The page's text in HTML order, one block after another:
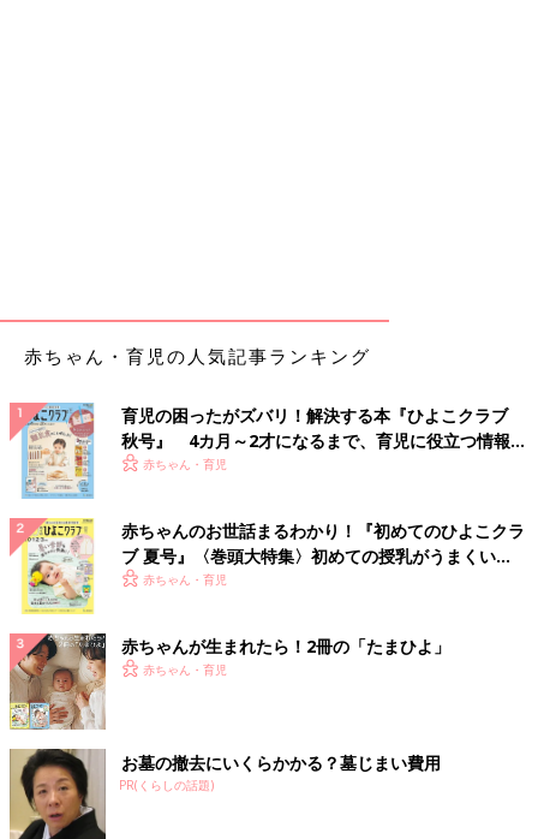
こちらはyukiさん手作りのガーゼパジャマ。汗をよくかくという
お子さんのために、ガーゼ生地でパジャマを作ったそうです。シ
ンプルな型紙で、あっと言う間に作れたとのこと。お部屋の雰囲
気ともピッタリでとても素敵ですね。
余った生地でダブルガーゼのハンカチも
赤ちゃん・育児の人気記事ランキング
育児の困ったがズバリ！解決する本『ひよこクラブ
秋号』 4カ月～2才になるまで、育児に役立つ情報が
いっぱい！
赤ちゃん・育児
赤ちゃんのお世話まるわかり！『初めてのひよこクラ
ブ 夏号』〈巻頭大特集〉初めての授乳がうまくい
く！ おっぱい・ミルクの基本と夏のトラブル 解決テ
赤ちゃん・育児
赤ちゃんが生まれたら！2冊の「たまひよ」
赤ちゃん・育児
お墓の撤去にいくらかかる？墓じまい費用
PR(くらしの話題)